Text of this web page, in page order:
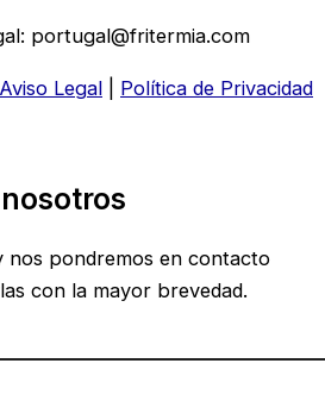
portugal@fritermia.com
Aviso Legal
Política de Privacidad
nos pondremos en contacto
con la mayor brevedad.